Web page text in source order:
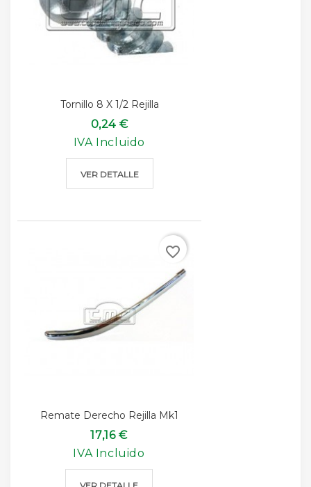
Tornillo 8 X 1/2 Rejilla
0,24 €
IVA Incluido
VER DETALLE
Remate Derecho Rejilla Mk1
17,16 €
IVA Incluido
favorite_border